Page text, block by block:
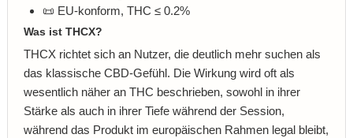
📜 EU-konform, THC ≤ 0.2%
Was ist THCX?
THCX richtet sich an Nutzer, die deutlich mehr suchen als
das klassische CBD-Gefühl. Die Wirkung wird oft als
wesentlich näher an THC beschrieben, sowohl in ihrer
Stärke als auch in ihrer Tiefe während der Session,
während das Produkt im europäischen Rahmen legal bleibt,